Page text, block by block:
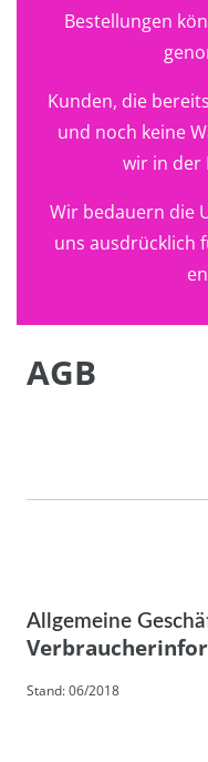
Bestellungen
Kunden, die
und noch keine
wir in der
Wir bedauern die
uns ausdrücklich
AGB
Allgemeine
Stand: 06/2018